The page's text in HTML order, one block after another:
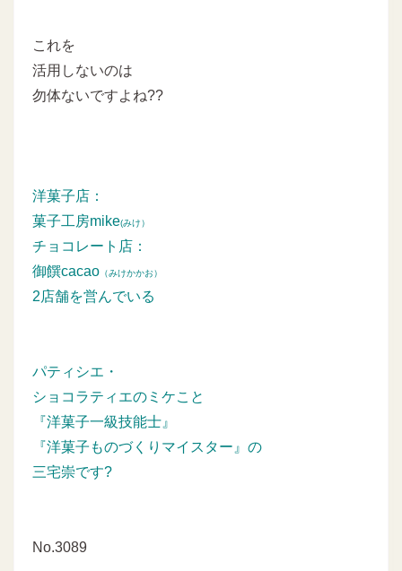
これを
活用しないのは
勿体ないですよね??
洋菓子店：
菓子工房mike(みけ）
チョコレート店：
御饌cacao （みけかかお）
2店舗を営んでいる
パティシエ・
ショコラティエのミケこと
『洋菓子一級技能士』
『洋菓子ものづくりマイスター』の
三宅崇です?
No.3089